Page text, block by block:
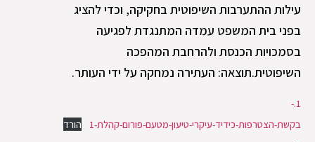
עילות ההתערבות השיפוטית בחקיקה, וכדי להציג
בפני בית המשפט עמדה המתנגדת לפגיעה
בסמכויות הכנסת ולהרחבת המהפכה
השיפוטית.תוצאה: העתירה נמחקה על ידי העותר.
1.-
בקשת-הצטרפות-כידיד-עיקרי-טיעון-מטעם-פורום-קהלת-1
הורד